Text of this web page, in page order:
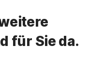
für Sie da.